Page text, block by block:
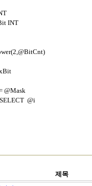
INT
@i
제목